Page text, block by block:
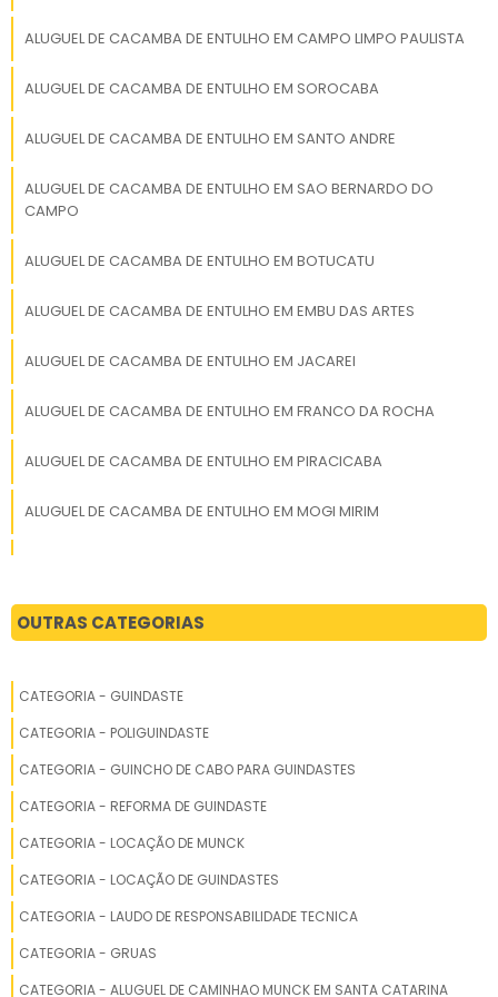
Quantos dias fica uma caçamba
variar, mas geralmente é entre 3 a 7 dias,
contrato estabelecido.
Quanto custa a caçamba?
O custo de uma caçamba pode variar
preços médios entre R$ 200 e R$ 500.
Aluguel de caçamba de entulho em
oferece uma solução prática e eficiente para
conforme normas
Certificado do INMETRO para
para veículos novos.
ALUGUEL DE CACAMBA DE ENTULHO EM CAMPO LIMPO PAULISTA
ALUGUEL DE CACAMBA DE ENTULHO EM SOROCABA
ALUGUEL DE CACAMBA DE ENTULHO EM SANTO ANDRE
ALUGUEL DE CACAMBA DE ENTULHO EM SAO BERNARDO DO
CAMPO
ALUGUEL DE CACAMBA DE ENTULHO EM BOTUCATU
ALUGUEL DE CACAMBA DE ENTULHO EM EMBU DAS ARTES
ALUGUEL DE CACAMBA DE ENTULHO EM JACAREI
ALUGUEL DE CACAMBA DE ENTULHO EM FRANCO DA ROCHA
ALUGUEL DE CACAMBA DE ENTULHO EM PIRACICABA
ALUGUEL DE CACAMBA DE ENTULHO EM MOGI MIRIM
ALUGUEL DE CACAMBA DE ENTULHO EM COTIA
ALUGUEL DE CACAMBA DE ENTULHO EM SAO PAULO
ALUGUEL DE CACAMBA DE ENTULHO EM SAO CARLOS
PRETO
ALUGUEL DE CACAMBA DE ENTULHO EM LORENA
OUTRAS CATEGORIAS
CATEGORIA - GUINDASTE
CATEGORIA - POLIGUINDASTE
CATEGORIA - GUINCHO DE CABO PARA GUINDASTES
CATEGORIA - REFORMA DE GUINDASTE
CATEGORIA - LOCAÇÃO DE MUNCK
CATEGORIA - LOCAÇÃO DE GUINDASTES
CATEGORIA - LAUDO DE RESPONSABILIDADE TECNICA
CATEGORIA - GRUAS
CATEGORIA - ALUGUEL DE CAMINHAO MUNCK EM SANTA CATARINA